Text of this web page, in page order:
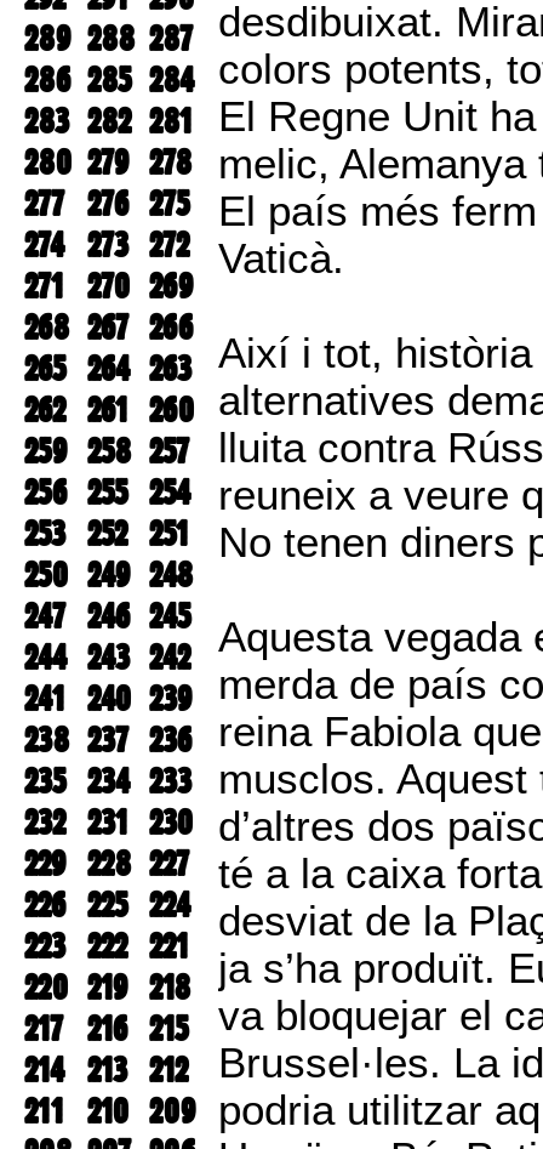
289 288 287
286 285 284
283 282 281
280 279 278
277 276 275
274 273 272
271 270 269
268 267 266
265 264 263
262 261 260
259 258 257
256 255 254
253 252 251
250 249 248
247 246 245
244 243 242
241 240 239
238 237 236
235 234 233
232 231 230
229 228 227
226 225 224
223 222 221
220 219 218
217 216 215
214 213 212
211 210 209
desdibuixat.
colors potents,
El Regne Unit
melic,
El país més ferm
Vaticà.
Així i tot, història
alternatives
lluita contra
reuneix a veure
No tenen diners
Aquesta vegada
merda de país
reina Fabiola
musclos.
d’altres dos
té a la caixa
desviat de la
ja s’ha produït.
va bloquejar el
Brussel·les. La
podria utilitzar